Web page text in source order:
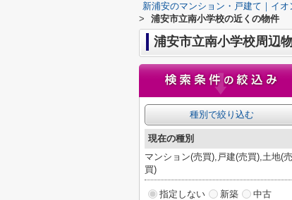
新浦安のマンション・戸建て｜イ
>
浦安市立南小学校の近くの物件
浦安市立南小学校周辺
種別で絞り込む
現在の種別
マンション(売買),戸建(売買),土地(売
買)
指定しない 新築
中古